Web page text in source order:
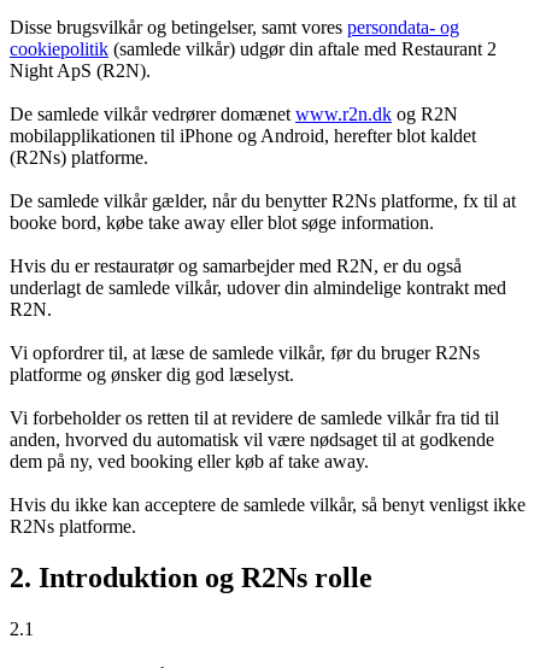
Disse brugsvilkår og betingelser, samt vores persondata- og
cookiepolitik (samlede vilkår) udgør din aftale med Restaurant 2
Night ApS (R2N).
De samlede vilkår vedrører domænet www.r2n.dk og R2N
mobilapplikationen til iPhone og Android, herefter blot kaldet
(R2Ns) platforme.
De samlede vilkår gælder, når du benytter R2Ns platforme, fx til at
booke bord, købe take away eller blot søge information.
Hvis du er restauratør og samarbejder med R2N, er du også
underlagt de samlede vilkår, udover din almindelige kontrakt med
R2N.
Vi opfordrer til, at læse de samlede vilkår, før du bruger R2Ns
platforme og ønsker dig god læselyst.
Vi forbeholder os retten til at revidere de samlede vilkår fra tid til
anden, hvorved du automatisk vil være nødsaget til at godkende
dem på ny, ved booking eller køb af take away.
Hvis du ikke kan acceptere de samlede vilkår, så benyt venligst ikke
R2Ns platforme.
2. Introduktion og R2Ns rolle
2.1